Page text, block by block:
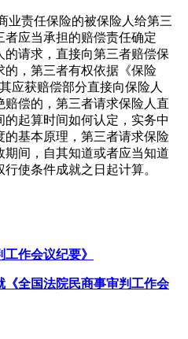
业责任保险的被保险人给第三
应当承担的赔偿责任确定
请求，直接向第三者赔偿保
的，第三者有权依据《保险
应获赔偿部分直接向保险人
偿的，第三者请求保险人直
起算时间如何认定，实务中
基本原理，第三者请求保险
期间，自其知道或者应当知道
使条件成就之日起计算。
工作会议纪要》
全国法院民商事审判工作会